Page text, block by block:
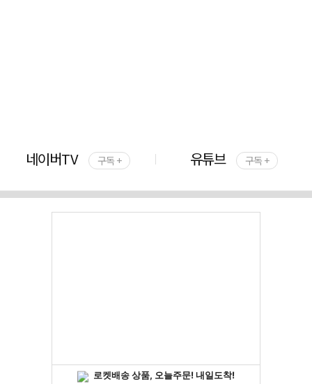
네이버TV 구독 + 유튜브 구독 +